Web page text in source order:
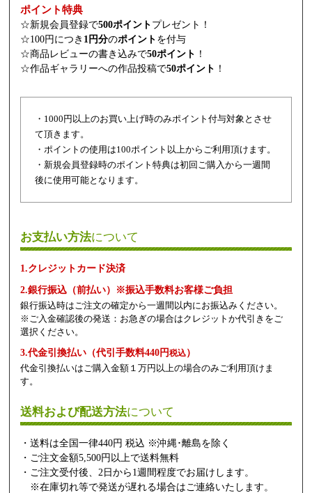
ポイント特典
☆新規会員登録で500ポイント プレゼント！
☆100円につき 1円分のポイント を付与
☆商品レビューの書き込みで50ポイント ！
☆作品ギャラリーへの作品投稿で50ポイント ！
・1000円以上のお買い上げ時のみポイント付与対象とさせ
て頂きます。
・ポイントの使用は100ポイント以上からご利用頂けます。
・新規会員登録時のポイント特典は初回ご購入から一週間
後に使用可能となります。
お支払い方法について
1.クレジットカード決済
2.銀行振込（前払い）※振込手数料お客様ご負担
銀行振込時はご注文の確定から一週間以内にお振込みください。
※ご入金確認後の発送：お急ぎの場合はクレジットか代引きをご
選択ください。
3.代金引換払い（代引手数料440円税込）
代金引換払いはご購入金額１万円以上の場合のみご利用頂けま
す。
送料および配送方法について
・送料は全国一律440円 税込 ※沖縄･離島を除く
・ご注文金額5,500円以上で送料無料
・ご注文受付後、2日から1週間程度でお届けします。
※在庫切れ等で発送が遅れる場合はご連絡いたします。